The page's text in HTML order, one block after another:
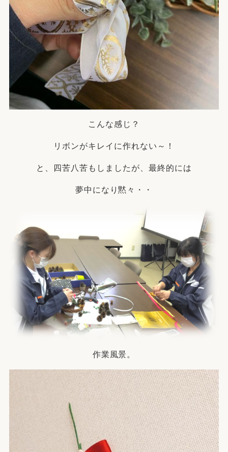
こんな感じ？
リボンがキレイに作れない～！
と、四苦八苦もしましたが、最終的には
夢中になり黙々・・
作業風景。